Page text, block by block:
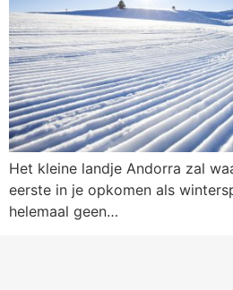
Het kleine landje Andorra zal
eerste in je opkomen als
helemaal geen…